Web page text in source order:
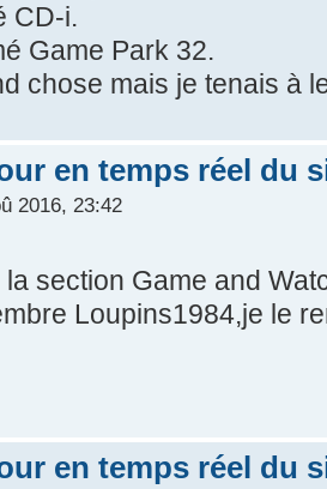
CD-i.
Game Park 32.
chose mais je tenais à
en temps réel du
2016, 23:42
section Game and
Loupins1984,je le
en temps réel du